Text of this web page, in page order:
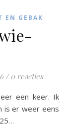
EN GEBAK
/ 0 reacties
is er weer eens